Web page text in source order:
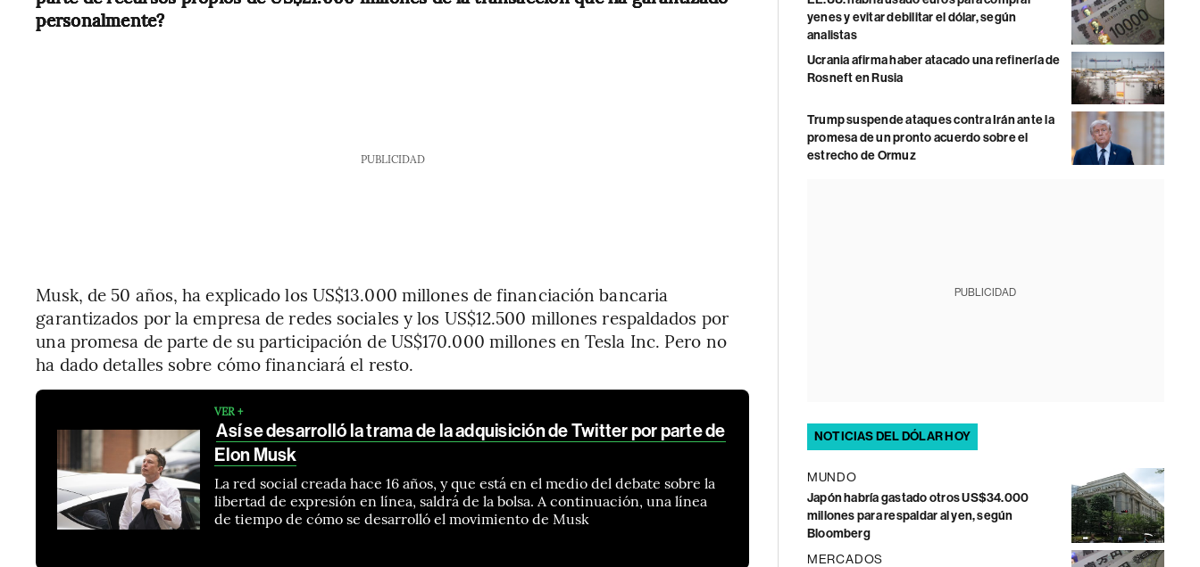
personalmente?
PUBLICIDAD
Musk, de 50 años, ha explicado los US$13.000 millones de financiación bancaria
garantizados por la empresa de redes sociales y los US$12.500 millones respaldados por
una promesa de parte de su participación de US$170.000 millones en Tesla Inc. Pero no
ha dado detalles sobre cómo financiará el resto.
VER +
Así se desarrolló la trama de la adquisición de Twitter por parte de
Elon Musk
La red social creada hace 16 años, y que está en el medio del debate sobre la
libertad de expresión en línea, saldrá de la bolsa. A continuación, una línea
de tiempo de cómo se desarrolló el movimiento de Musk
yenes y evitar debilitar el dólar, según
analistas
Ucrania afirma haber atacado una refinería de
Rosneft en Rusia
Trump suspende ataques contra Irán ante la
promesa de un pronto acuerdo sobre el
estrecho de Ormuz
PUBLICIDAD
NOTICIAS DEL DÓLAR HOY
MUNDO
Japón habría gastado otros US$34.000
millones para respaldar al yen, según
Bloomberg
MERCADOS